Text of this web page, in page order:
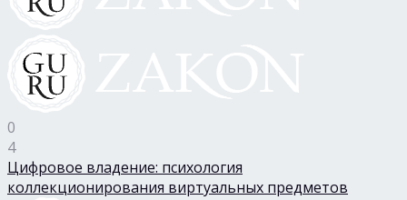
0
4
Цифровое владение: психология
коллекционирования виртуальных предметов